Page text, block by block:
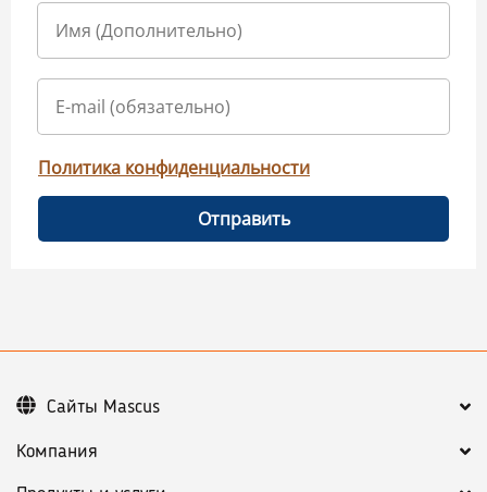
Политика конфиденциальности
Отправить
Компания
Сайты Mascus